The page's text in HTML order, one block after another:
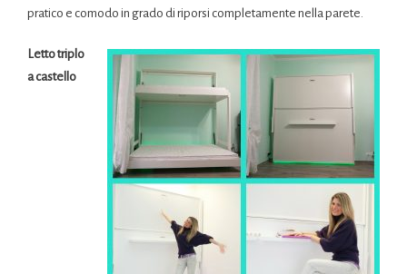
pratico e comodo in grado di riporsi completamente nella parete.
Letto triplo
a castello